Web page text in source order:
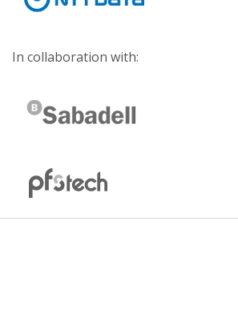
In collaboration with: